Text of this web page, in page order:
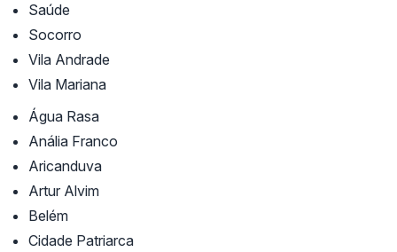
Saúde
Socorro
Vila Andrade
Vila Mariana
Água Rasa
Anália Franco
Aricanduva
Artur Alvim
Belém
Cidade Patriarca